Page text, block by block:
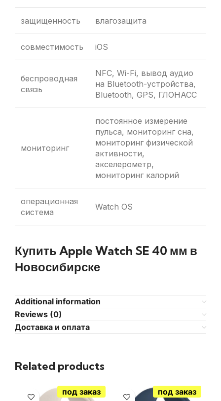
защищенность влагозащита
совместимость iOS
беспроводная
связь
NFC, Wi-Fi, вывод аудио
на Bluetooth-устройства,
Bluetooth, GPS, ГЛОНАСC
мониторинг
постоянное измерение
пульса, мониторинг сна,
мониторинг физической
активности,
акселерометр,
мониторинг калорий
операционная
система
Watch OS
Купить Apple Watch SE 40 мм в
Новосибирске
Additional information
Reviews (0)
Доставка и оплата
Related products
под заказ под заказ